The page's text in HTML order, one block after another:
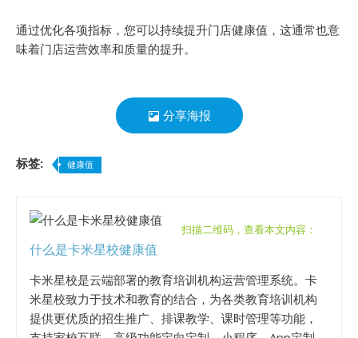
通过优化各项指标，您可以持续提升门店健康值，这通常也意
味着门店运营效率和质量的提升。
分享海报
标签: 健康值
扫描二维码，查看本文内容：
什么是卡米星校健康值
卡米星校是云端部署的教育培训机构运营管理系统。卡
米星校致力于技术和教育的结合，为各类教育培训机构
提供更优质的招生推广、排课教学、课时管理等功能，